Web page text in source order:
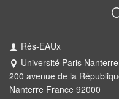
Rés-EAUx
Université Paris
200 avenue de la
Nanterre France 92000